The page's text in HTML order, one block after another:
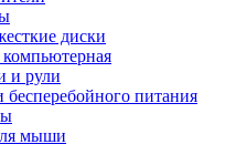
диски
и рули
питания
мыши